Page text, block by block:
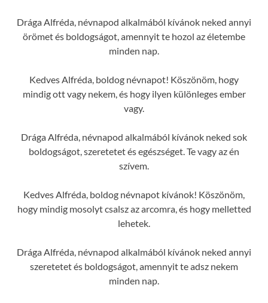
Drága Alfréda, névnapod alkalmából kívánok neked annyi
örömet és boldogságot, amennyit te hozol az életembe
minden nap.
Kedves Alfréda, boldog névnapot! Köszönöm, hogy
mindig ott vagy nekem, és hogy ilyen különleges ember
vagy.
Drága Alfréda, névnapod alkalmából kívánok neked sok
boldogságot, szeretetet és egészséget. Te vagy az én
szívem.
Kedves Alfréda, boldog névnapot kívánok! Köszönöm,
hogy mindig mosolyt csalsz az arcomra, és hogy melletted
lehetek.
Drága Alfréda, névnapod alkalmából kívánok neked annyi
szeretetet és boldogságot, amennyit te adsz nekem
minden nap.